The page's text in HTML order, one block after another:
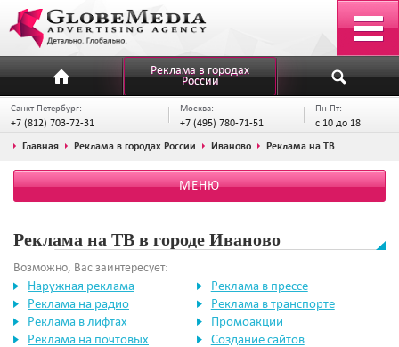
Реклама в городах
России
Санкт-Петербург:
+7 (812) 703-72-31
Москва:
+7 (495) 780-71-51
Пн-Пт:
с 10 до 18
Главная Реклама в городах России Иваново Реклама на ТВ
МЕНЮ
Реклама на ТВ в городе Иваново
Возможно, Вас заинтересует:
Наружная реклама
Реклама на радио
Реклама в лифтах
Реклама на почтовых
Реклама в прессе
Реклама в транспорте
Промоакции
Создание сайтов